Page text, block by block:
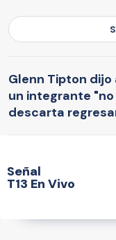
Glenn Tipton
un integrante
descarta
Señal
T13 En Vivo